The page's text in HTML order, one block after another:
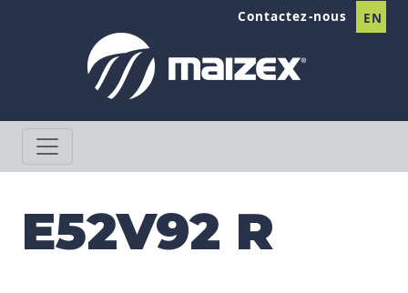
Contactez-nous EN
E52V92 R